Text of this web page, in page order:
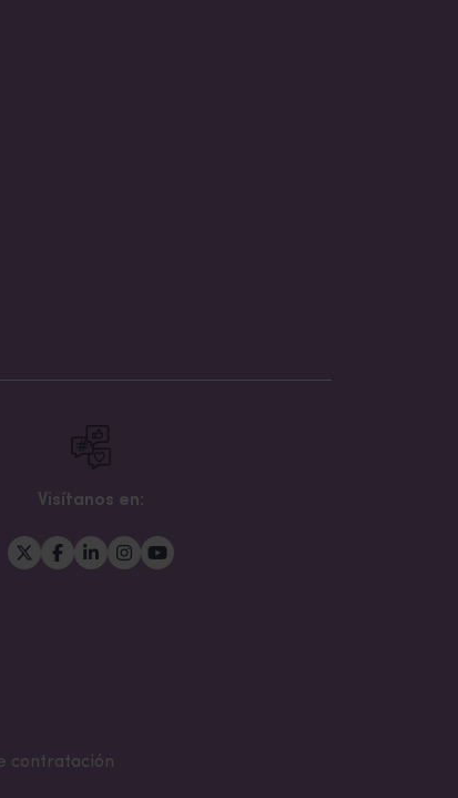
Visítanos en:
contratación